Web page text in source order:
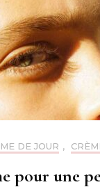
DE JOUR ,
pour une